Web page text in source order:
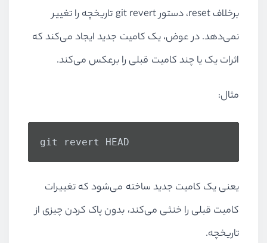
برخلاف reset، دستور git revert تاریخچه را تغییر
نمی‌دهد. در عوض، یک کامیت جدید ایجاد می‌کند که
اثرات یک یا چند کامیت قبلی را برعکس می‌کند.
مثال:
git revert HEAD
یعنی یک کامیت جدید ساخته می‌شود که تغییرات
کامیت قبلی را خنثی می‌کند، بدون پاک کردن چیزی از
تاریخچه.